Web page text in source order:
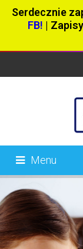
Serdecznie
FB! |
Menu